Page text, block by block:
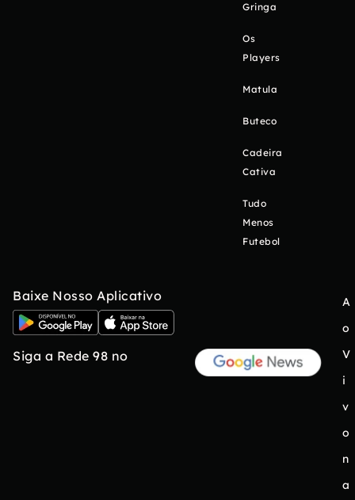
Gringa
Os
Players
Matula
Buteco
Cadeira
Cativa
Tudo
Menos
Futebol
Baixe Nosso Aplicativo
Siga a Rede 98 no
A
o
V
i
v
o
n
a